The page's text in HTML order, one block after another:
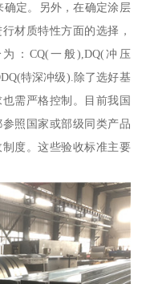
定。另外，在确定涂层
材质特性方面的选择，
：CQ(一般),DQ(冲压
特深冲级).除了选好基
需严格控制。目前我国
照国家或部级同类产品
度。这些验收标准主要